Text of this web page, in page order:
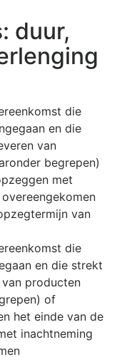
duur,
die
en die
van
begrepen)
met
van
die
en die strekt
producten
of
het einde van de
inachtneming